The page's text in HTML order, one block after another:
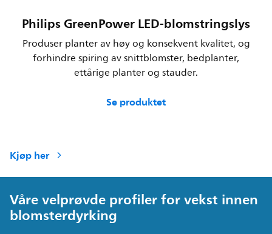
Philips GreenPower LED-blomstringslys
Produser planter av høy og konsekvent kvalitet, og
forhindre spiring av snittblomster, bedplanter,
ettårige planter og stauder.
Se produktet
Kjøp her
Våre velprøvde profiler for vekst innen
blomsterdyrking